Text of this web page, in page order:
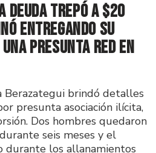
deuda trepó a $20
entregando su
presunta red en
Berazategui brindó detalles
presunta asociación ilícita,
Dos hombres quedaron
seis meses y el
durante los allanamientos